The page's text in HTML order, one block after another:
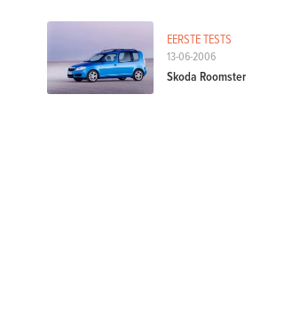
EERSTE TESTS
13-06-2006
Skoda Roomster